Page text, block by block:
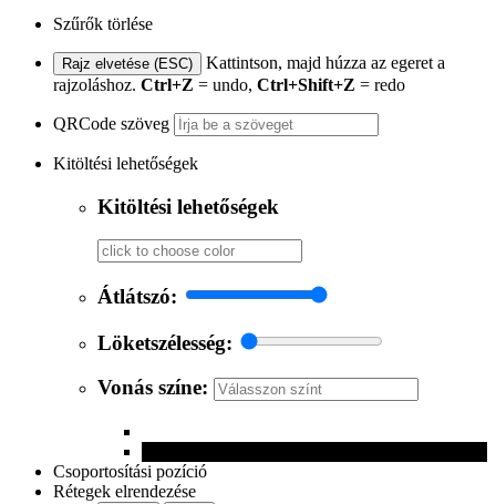
Szűrők törlése
Rajz elvetése (ESC)
Kattintson, majd húzza az egeret a
rajzoláshoz. Ctrl+Z = undo, Ctrl+Shift+Z = redo
QRCode szöveg
Kitöltési lehetőségek
Kitöltési lehetőségek
Átlátszó:
Löketszélesség:
Vonás színe:
Csoportosítási pozíció
Rétegek elrendezése